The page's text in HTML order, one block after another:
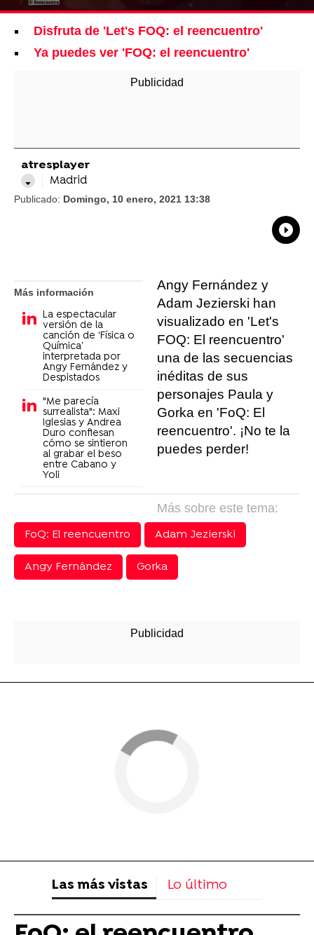
Disfruta de 'Let's FOQ: el reencuentro'
Ya puedes ver 'FOQ: el reencuentro'
atresplayer
Madrid
Publicado: Domingo, 10 enero, 2021 13:38
Más información
La espectacular
versión de la
canción de ‘Física o
Química’
interpretada por
Angy Fernández y
Despistados
"Me parecía
surrealista": Maxi
Iglesias y Andrea
Duro confiesan
cómo se sintieron
al grabar el beso
entre Cabano y
Yoli
Angy Fernández y
Adam Jezierski han
visualizado en 'Let's
FOQ: El reencuentro'
una de las secuencias
inéditas de sus
personajes Paula y
Gorka en 'FoQ: El
reencuentro'. ¡No te la
puedes perder!
Más sobre este tema:
FoQ: El reencuentro
Adam Jezierski
Angy Fernández Gorka
Las más vistas Lo último